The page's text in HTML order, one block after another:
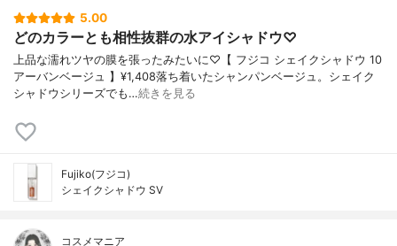
5.00
どのカラーとも相性抜群の水アイシャドウ♡
上品な濡れツヤの膜を張ったみたいに♡【 フジコ シェイクシャドウ 10
アーバンベージュ 】¥1,408落ち着いたシャンパンベージュ。シェイク
シャドウシリーズでも…続きを見る
Fujiko(フジコ)
シェイクシャドウ SV
コスメマニア